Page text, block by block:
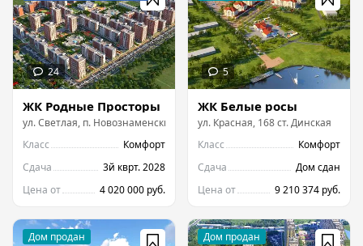
ЖК Родные Просторы
ул.Светлая, п. Новознаменский
Класс
Комфорт
Сдача
3й кврт. 2028
Цена от
4 020 000 руб.
ЖК Белые росы
ул. Красная, 168 ст. Динская
Класс
Комфорт
Сдача
Дом сдан
Цена от
9 210 374 руб.